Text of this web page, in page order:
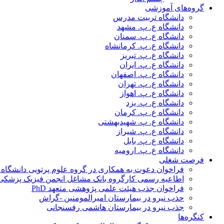
گروه‌های آموزشی
دانشگاه تربیت مدرس
دانشگاه ع. پ. مشهد
دانشگاه ع. پ. سمنان
دانشگاه ع. پ. کرمانشاه
دانشگاه ع. پ. تبریز
دانشگاه ع. پ. ایران
دانشگاه ع. پ. اصفهان
دانشگاه ع. پ. تهران
دانشگاه ع. پ. اهواز
دانشگاه ع. پ. یزد
دانشگاه ع. پ. کرمان
دانشگاه ع. پ. شهید‌بهشتی
دانشگاه ع. پ. شیراز
دانشگاه ع. پ. بابل
دانشگاه ع. پ. ارومیه
فرصت شغلی
فراخوان دعوت به همکاری در گروه علوم پرتویی دانشگاه
اطاعیه رسمی کارگروه بانک مشاغل انجمن فیزیک
فراخوان جذب هیئت علمی پژوهشی متعهد PhD
حذب نیرو در بیمارستان امیرالمومنین -گراش
جذب نیرو در بیمارستان هاشمی رفسنجانی
کنگره‌ها